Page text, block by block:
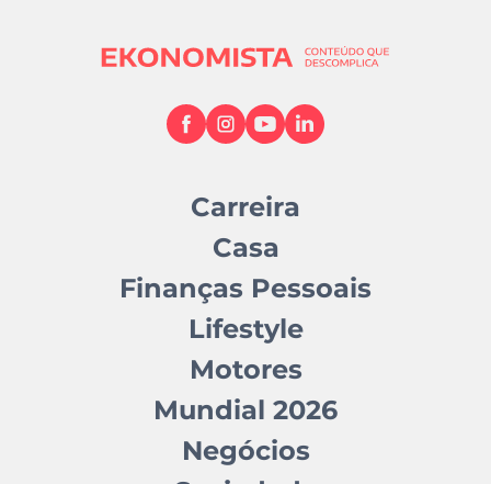
Carreira
Casa
Finanças Pessoais
Lifestyle
Motores
Mundial 2026
Negócios